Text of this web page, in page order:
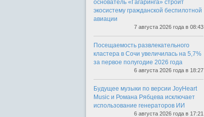
основатель «Гагаринга» строит
экосистему гражданской беспилотной
авиации
7 августа 2026 года в 08:43
Посещаемость развлекательного
кластера в Сочи увеличилась на 5,7%
за первое полугодие 2026 года
6 августа 2026 года в 18:27
Будущее музыки по версии JoyHeart
Music и Романа Рябцева исключает
использование генераторов ИИ
6 августа 2026 года в 17:21